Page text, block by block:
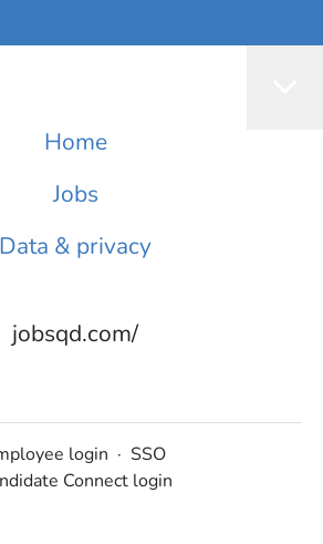
Home
Jobs
Data & privacy
jobsqd.com/
login · SSO
Connect login